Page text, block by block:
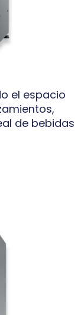
el espacio
de bebidas